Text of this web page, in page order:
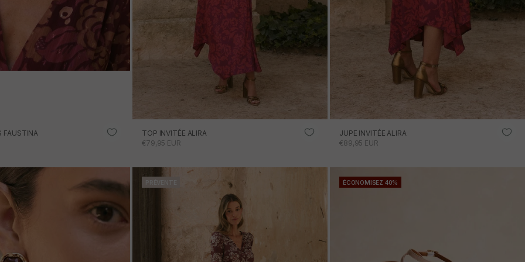
FAUSTINA
TOP INVITÉE ALIRA
PRIX PROMOTIONNEL
€79,95 EUR
JUPE INVITÉE ALIRA
PRIX PROMOTIONNEL
€89,95 EUR
ÉCONOMISEZ 40%